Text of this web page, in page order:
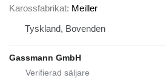
Karossfabrikat Meiller
Tyskland, Bovenden
Gassmann GmbH